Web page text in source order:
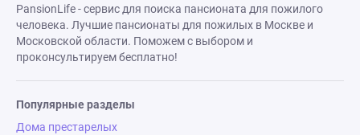
PansionLife - сервис для поиска пансионата для пожилого
человека. Лучшие пансионаты для пожилых в Москве и
Московской области. Поможем с выбором и
проконсультируем бесплатно!
Популярные разделы
Дома престарелых